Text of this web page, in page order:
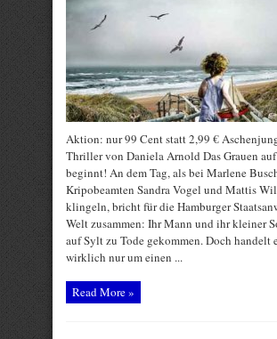
Aktion: nur 99 Cent statt 2,99 €
Thriller von Daniela Arnold Das Grauen
beginnt! An dem Tag, als bei Marlene
Kripobeamten Sandra Vogel und Mattis
klingeln, bricht für die Hamburger
Welt zusammen: Ihr Mann und ihr kleiner
auf Sylt zu Tode gekommen. Doch handelt
wirklich nur um einen ...
Read More »